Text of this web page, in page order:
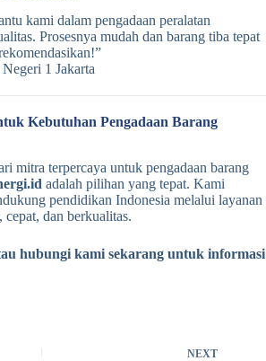
kami dalam pengadaan peralatan
Prosesnya mudah dan barang tiba tepat
1 Jakarta
Kebutuhan Pengadaan Barang
mitra terpercaya untuk pengadaan barang
adalah pilihan yang tepat. Kami
pendidikan Indonesia melalui layanan
cepat, dan berkualitas.
hubungi kami sekarang untuk informasi
NEXT